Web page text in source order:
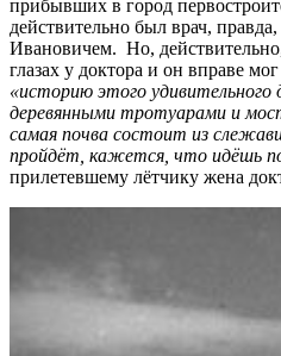
прибывших в город
действительно был врач,
Ивановичем. Но,
глазах у доктора и он вправе мог
«историю этого удивительного
деревянными тротуарами и
самая почва состоит из
пройдёт, кажется, что идёшь
прилетевшему лётчику жена